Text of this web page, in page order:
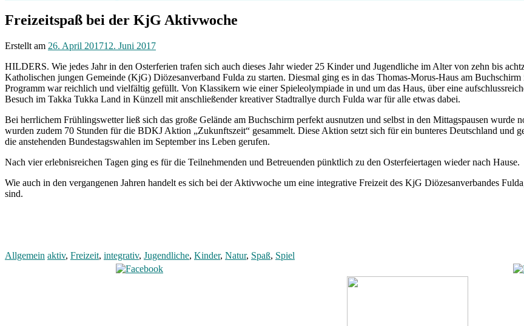
Freizeitspaß bei der KjG Aktivwoche
Erstellt am 26. April 201712. Juni 2017
HILDERS. Wie jedes Jahr in den Osterferien trafen sich auch dieses Jahr wieder 25 Kinder und Jugendliche im Alter von zehn bis
Katholischen jungen Gemeinde (KjG) Diözesanverband Fulda zu starten. Diesmal ging es in das Thomas-Morus-Haus am
Programm war reichlich und vielfältig gefüllt. Von Klassikern wie einer Spieleolympiade in und um das Haus, über eine
Besuch im Takka Tukka Land in Künzell mit anschließender kreativer Stadtrallye durch Fulda war für alle etwas dabei.
Bei herrlichem Frühlingswetter ließ sich das große Gelände am Buchschirm perfekt ausnutzen und selbst in den Mittagspausen wurde
wurden zudem 70 Stunden für die BDKJ Aktion „Zukunftszeit“ gesammelt. Diese Aktion setzt sich für ein bunteres Deutschland und
die anstehenden Bundestagswahlen im September ins Leben gerufen.
Nach vier erlebnisreichen Tagen ging es für die Teilnehmenden und Betreuenden pünktlich zu den Osterfeiertagen wieder nach Hause.
Wie auch in den vergangenen Jahren handelt es sich bei der Aktivwoche um eine integrative Freizeit des KjG Diözesanverbandes
sind.
Allgemein aktiv, Freizeit, integrativ, Jugendliche, Kinder, Natur, Spaß, Spiel